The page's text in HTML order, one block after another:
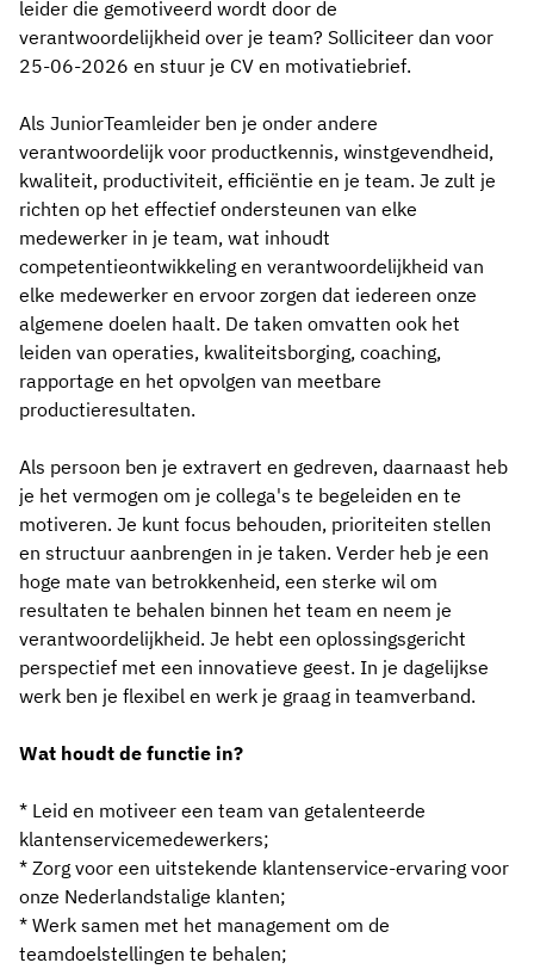
leider die gemotiveerd wordt door de
verantwoordelijkheid over je team? Solliciteer dan voor
25-06-2026 en stuur je CV en motivatiebrief.
Als JuniorTeamleider ben je onder andere
verantwoordelijk voor productkennis, winstgevendheid,
kwaliteit, productiviteit, efficiëntie en je team. Je zult je
richten op het effectief ondersteunen van elke
medewerker in je team, wat inhoudt
competentieontwikkeling en verantwoordelijkheid van
elke medewerker en ervoor zorgen dat iedereen onze
algemene doelen haalt. De taken omvatten ook het
leiden van operaties, kwaliteitsborging, coaching,
rapportage en het opvolgen van meetbare
productieresultaten.
Als persoon ben je extravert en gedreven, daarnaast heb
je het vermogen om je collega's te begeleiden en te
motiveren. Je kunt focus behouden, prioriteiten stellen
en structuur aanbrengen in je taken. Verder heb je een
hoge mate van betrokkenheid, een sterke wil om
resultaten te behalen binnen het team en neem je
verantwoordelijkheid. Je hebt een oplossingsgericht
perspectief met een innovatieve geest. In je dagelijkse
werk ben je flexibel en werk je graag in teamverband.
Wat houdt de functie in?
* Leid en motiveer een team van getalenteerde
klantenservicemedewerkers;
* Zorg voor een uitstekende klantenservice-ervaring voor
onze Nederlandstalige klanten;
* Werk samen met het management om de
teamdoelstellingen te behalen;